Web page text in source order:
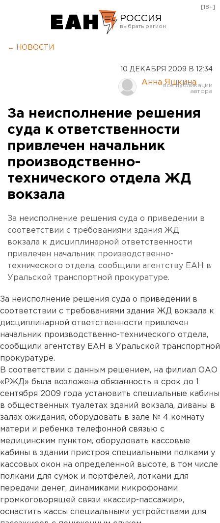
РОССИЯ
Курган
Оренбург
[18+]
← НОВОСТИ
10 ДЕКАБРЯ 2009 В 12:34
Анна Яшкина
За неисполнение решения
суда к ответственности
привлечен начальник
производственно-
технического отдела ЖД
вокзала
За неисполнение решения суда о приведении в
соответствии с требованиями здания ЖД
вокзала к дисциплинарной ответственности
привлечен начальник производственно-
технического отдела, сообщили агентству ЕАН в
Уральской транспортной прокуратуре.
За неисполнение решения суда о приведении в
соответствии с требованиями здания ЖД вокзала к
дисциплинарной ответственности привлечен
начальник производственно-технического отдела,
сообщили агентству ЕАН в Уральской транспортной
прокуратуре.
В соответствии с данным решением, на филиал ОАО
«РЖД» была возложена обязанность в срок до 1
сентября 2009 года установить специальные кабины
в общественных туалетах зданий вокзала, диваны в
залах ожидания, оборудовать в зале № 4 комнату
матери и ребенка телефонной связью с
медицинским пунктом, оборудовать кассовые
кабины в здании пристроя специальными полками у
кассовых окон на определенной высоте, в том числе
полками для сумок и портфелей, лотками для
передачи денег, динамиками микрофонами
громкоговорящей связи «кассир-пассажир»,
оснастить кассы специальными устройствами для